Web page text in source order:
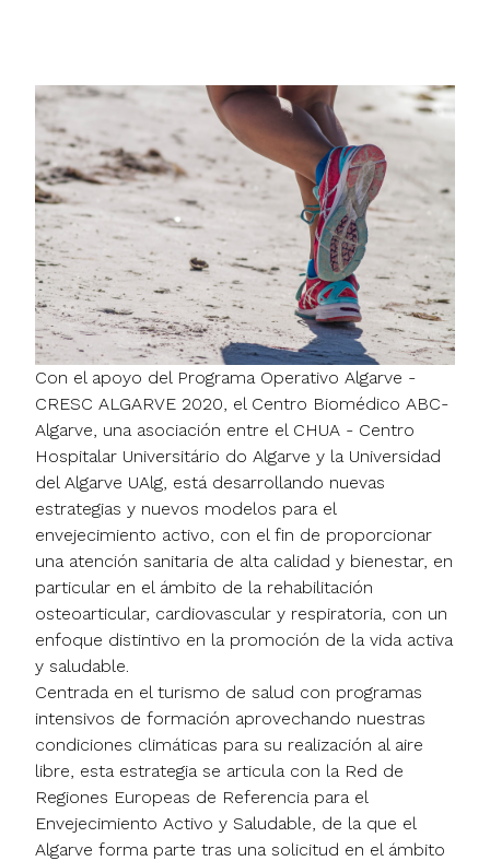
Con el apoyo del Programa Operativo Algarve -
CRESC ALGARVE 2020, el Centro Biomédico ABC-
Algarve, una asociación entre el CHUA - Centro
Hospitalar Universitário do Algarve y la Universidad
del Algarve UAlg, está desarrollando nuevas
estrategias y nuevos modelos para el
envejecimiento activo, con el fin de proporcionar
una atención sanitaria de alta calidad y bienestar, en
particular en el ámbito de la rehabilitación
osteoarticular, cardiovascular y respiratoria, con un
enfoque distintivo en la promoción de la vida activa
y saludable.
Centrada en el turismo de salud con programas
intensivos de formación aprovechando nuestras
condiciones climáticas para su realización al aire
libre, esta estrategia se articula con la Red de
Regiones Europeas de Referencia para el
Envejecimiento Activo y Saludable, de la que el
Algarve forma parte tras una solicitud en el ámbito